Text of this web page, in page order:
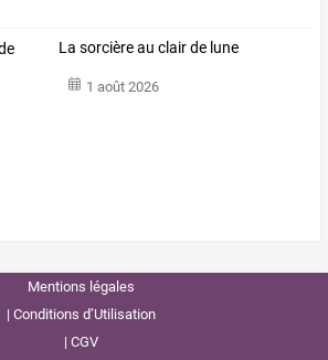
La sorcière au clair de lune
1 août 2026
Mentions légales
Conditions d’Utilisation
CGV